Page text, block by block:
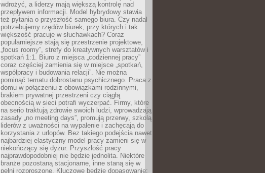
wdrożyć, a liderzy mają większą kontrolę nad
przepływem informacji. Model hybrydowy stawia
też pytania o przyszłość samego biura. Czy nadal
potrzebujemy rzędów biurek, przy których i tak
większość pracuje w słuchawkach? Coraz
popularniejsze stają się przestrzenie projektowe,
„focus roomy”, strefy do kreatywnych warsztatów i
spotkań 1:1. Biuro z miejsca „codziennej pracy”
coraz częściej zamienia się w miejsce „spotkań,
współpracy i budowania relacji”. Nie można
pominąć tematu dobrostanu psychicznego. Praca z
domu w połączeniu z obowiązkami rodzinnymi,
brakiem prywatnej przestrzeni czy ciągłą
obecnością w sieci potrafi wyczerpać. Firmy, które
na serio traktują zdrowie swoich ludzi, wprowadzają
zasady „no meeting days”, promują przerwy, szkolą
liderów z uważności na wypalenie i zachęcają do
korzystania z urlopów. Bez takiego podejścia nawet
najbardziej elastyczny model pracy zamieni się w
niekończący się dyżur. Przyszłość pracy
najprawdopodobniej nie będzie jednolita. Niektóre
branże pozostaną stacjonarne, inne staną się w
pełni rozproszone. Kluczowe będzie dopasowanie: